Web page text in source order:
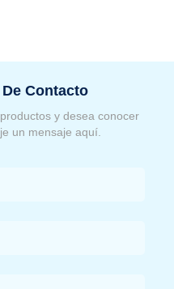
Contacto
y desea conocer
un mensaje aquí.